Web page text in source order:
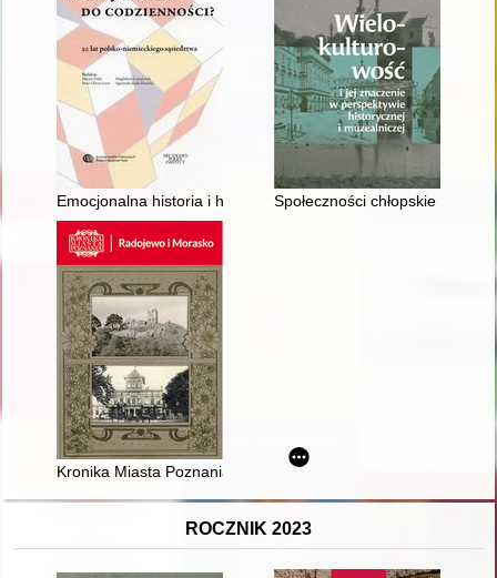
Emocjonalna historia i historia emocji w stosunkach polsko-
Społeczności chłopskie na
Kronika Miasta Poznania. 2022, [nr] 2,
ROCZNIK 2023